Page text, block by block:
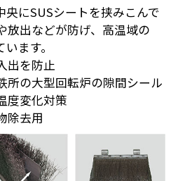
央にSUSシートを挟みこんで
放出などが防げ、高温域の
ます。
出を防止
の大型回転炉の隙間シール
度変化対策
除去用